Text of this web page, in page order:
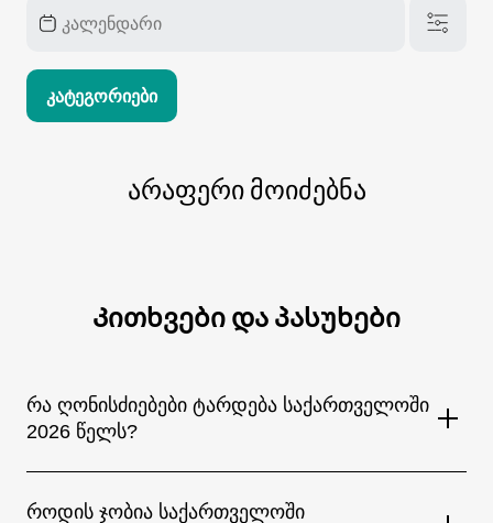
Კატეგორიები
არაფერი მოიძებნა
Კითხვები და პასუხები
რა ღონისძიებები ტარდება საქართველოში
2026 წელს?
მრავალფეროვანი ღონისძიებები — მსოფლიო
როდის ჯობია საქართველოში